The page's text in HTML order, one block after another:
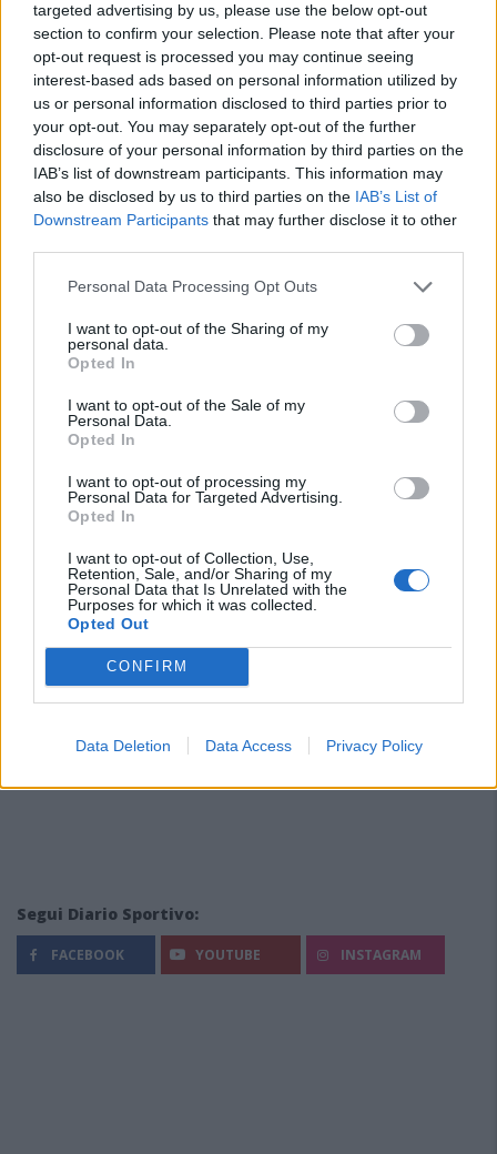
targeted advertising by us, please use the below opt-out
section to confirm your selection. Please note that after your
opt-out request is processed you may continue seeing
interest-based ads based on personal information utilized by
us or personal information disclosed to third parties prior to
your opt-out. You may separately opt-out of the further
disclosure of your personal information by third parties on the
IAB’s list of downstream participants. This information may
also be disclosed by us to third parties on the IAB’s List of
Downstream Participants that may further disclose it to other
Personal Data Processing Opt Outs
I want to opt-out of the Sharing of my
personal data.
Opted In
I want to opt-out of the Sale of my
Personal Data.
Opted In
I want to opt-out of processing my
Personal Data for Targeted Advertising.
Opted In
I want to opt-out of Collection, Use,
Retention, Sale, and/or Sharing of my
Personal Data that Is Unrelated with the
Purposes for which it was collected.
Opted Out
CONFIRM
Data Deletion Data Access Privacy Policy
Il Buddusò in mani sicure con Mario Fadda, il
Monte Alma riparte da Ivano Falchi
5 Ago 2026
Anche il Fasano out e le ammissioni salgono
a sei, l'Ilva è la prima società tra le non
ripescate
5 Ago 2026
Coppa Italia: gli accoppiamenti degli ottavi
Ogliastra
5 Ago 2026
Coppa Italia: gli accoppiamenti dei 16esimi di
finale con i derby a Cagliari, Sassari e
Il CR sardo esclude anche l'Olbia: l'Usinese è
5 Ago 2026
Segui Diario Sportivo:
FACEBOOK YOUTUBE INSTAGRAM